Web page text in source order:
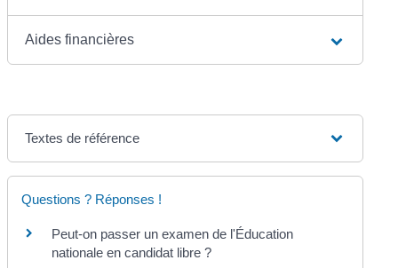
Aides financières
Textes de référence
Questions ? Réponses !
Peut-on passer un examen de l'Éducation
nationale en candidat libre ?